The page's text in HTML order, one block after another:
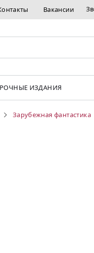
Вакансии
ИЗДАНИЯ
Зарубежная фантастика